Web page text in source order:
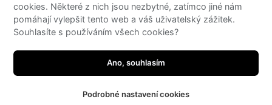
PRO MÉDIA
JRWN
cookies. Některé z nich jsou nezbytné, zatímco jiné nám
pomáhají vylepšit tento web a váš uživatelský zážitek.
Souhlasíte s používáním všech cookies?
Ano, souhlasím
Podrobné nastavení cookies
asistenta!